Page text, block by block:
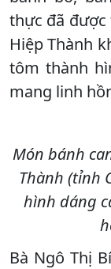
thực đã
Hiệp Thành
tôm thành
mang linh
Món bánh
Thành (tỉnh
hình dáng
Bà Ngô Thị